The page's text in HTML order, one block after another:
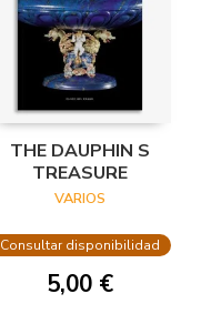
THE DAUPHIN S
TREASURE
VARIOS
Consultar disponibilidad
5,00 €